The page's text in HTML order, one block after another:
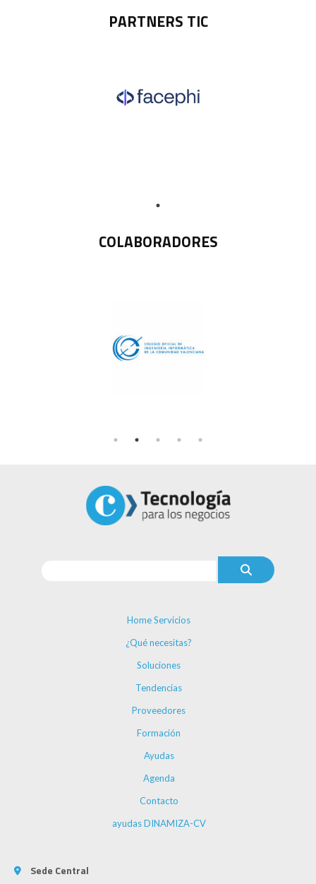
PARTNERS TIC
COLABORADORES
Home Servicios
¿Qué necesitas?
Soluciones
Tendencias
Proveedores
Formación
Ayudas
Agenda
Contacto
ayudas DINAMIZA-CV
Sede Central